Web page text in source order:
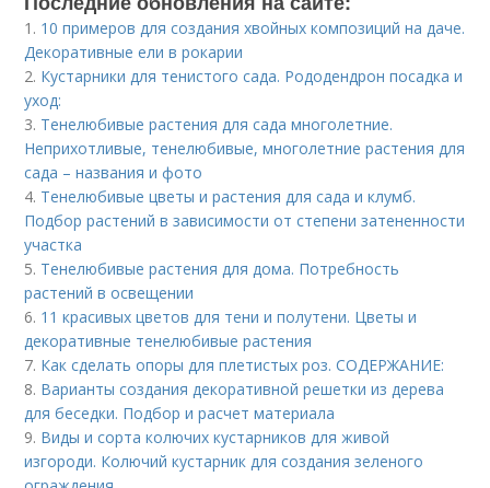
1. 10 примеров для создания хвойных композиций на даче.
Декоративные ели в рокарии
2. Кустарники для тенистого сада. Рододендрон посадка и
уход:
3. Тенелюбивые растения для сада многолетние.
Неприхотливые, тенелюбивые, многолетние растения для
сада – названия и фото
4. Тенелюбивые цветы и растения для сада и клумб.
Подбор растений в зависимости от степени затененности
участка
5. Тенелюбивые растения для дома. Потребность
растений в освещении
6. 11 красивых цветов для тени и полутени. Цветы и
декоративные тенелюбивые растения
7. Как сделать опоры для плетистых роз. СОДЕРЖАНИЕ:
8. Варианты создания декоративной решетки из дерева
для беседки. Подбор и расчет материала
9. Виды и сорта колючих кустарников для живой
изгороди. Колючий кустарник для создания зеленого